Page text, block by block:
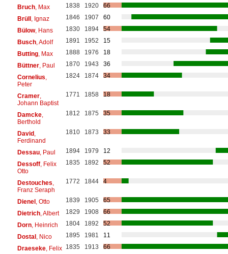
Bruch, Max 1838 1920
66
Brüll, Ignaz 1846 1907
60
Bülow, Hans 1830 1894
54
Busch, Adolf 1891 1952
15
Butting, Max 1888 1976
18
Büttner, Paul 1870 1943
36
Cornelius
Peter
1824 1874 34
Cramer,
Johann Baptist
1771 1858 18
Damcke,
Berthold
1812 1875 35
David,
Ferdinand
1810 1873 33
Dessau, Paul 1894 1979
12
Dessoff, Felix
Otto
1835 1892 52
Destouches
Franz Seraph
1772 1844 4
Dienel, Otto 1839 1905
65
Dietrich, Albert 1829 1908
66
Dorn, Heinrich 1804 1892
52
Dostal, Nico 1895 1981
11
Draeseke, Felix 1835 1913
66